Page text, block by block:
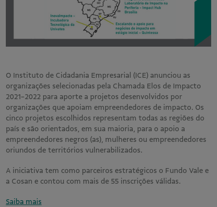
O Instituto de Cidadania Empresarial (ICE) anunciou as
organizações selecionadas pela Chamada Elos de Impacto
2021-2022 para aporte a projetos desenvolvidos por
organizações que apoiam empreendedores de impacto. Os
cinco projetos escolhidos representam todas as regiões do
país e são orientados, em sua maioria, para o apoio a
empreendedores negros (as), mulheres ou empreendedores
oriundos de territórios vulnerabilizados.
A iniciativa tem como parceiros estratégicos o Fundo Vale e
a Cosan e contou com mais de 55 inscrições válidas.
Saiba mais